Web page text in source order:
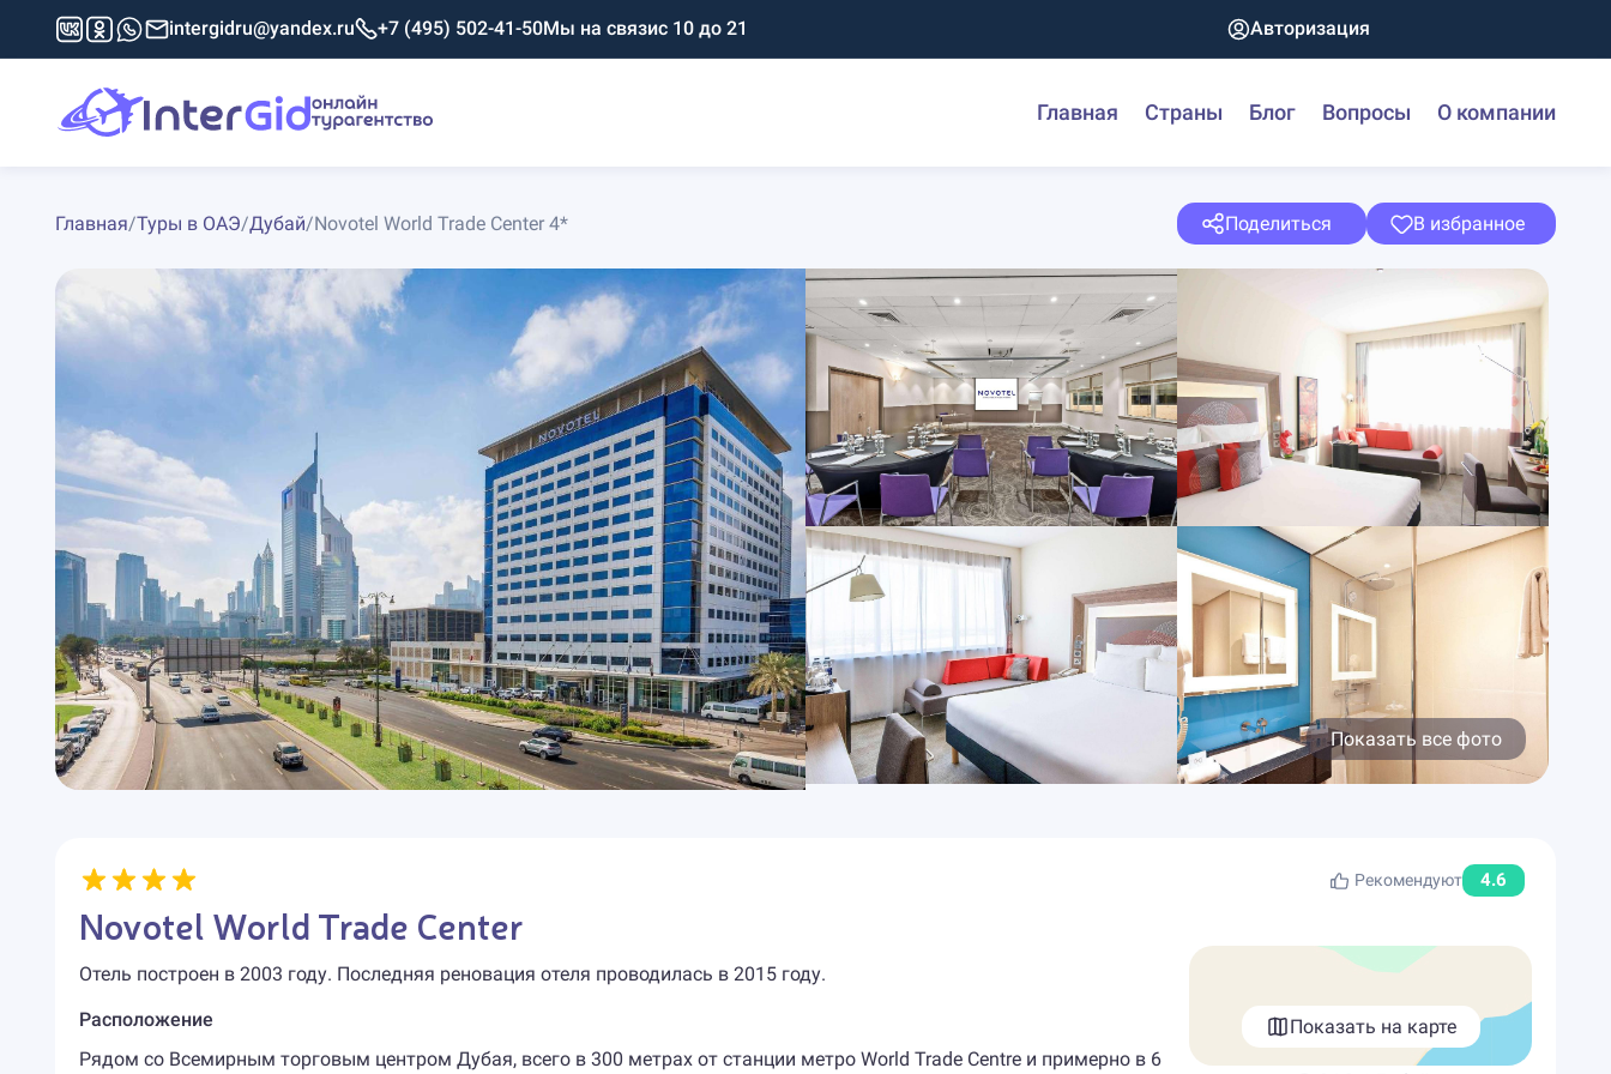
intergidru@yandex.ru +7 (495) 502-41-50Мы на связис 10 до 21 Авторизация
Главная Страны Блог Вопросы О компании
Главная/Туры в ОАЭ/Дубай/Novotel World Trade Center 4* Поделиться В избранное
Показать все фото
Рекомендуют 4.6
Novotel World Trade Center
Отель построен в 2003 году. Последняя реновация отеля проводилась в 2015 году.
Расположение
Рядом со Всемирным торговым центром Дубая, всего в 300 метрах от станции метро World Trade Centre и примерно в 6
Показать на карте